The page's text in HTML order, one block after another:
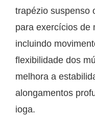
trapézio suspenso
para exercícios de
incluindo
flexibilidade dos
melhora a
alongamentos
ioga.